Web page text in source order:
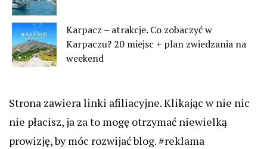
Karpacz – atrakcje. Co zobaczyć w
Karpaczu? 20 miejsc + plan zwiedzania na
weekend
Strona zawiera linki afiliacyjne. Klikając w nie nic
nie płacisz, ja za to mogę otrzymać niewielką
prowizję, by móc rozwijać blog. #reklama